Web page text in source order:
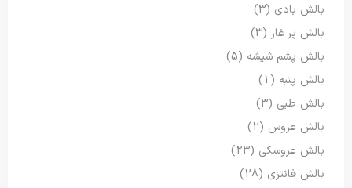
بالش بادی (3)
بالش پر غاز (3)
بالش پشم شیشه (5)
بالش پنبه (1)
بالش طبی (3)
بالش عروس (2)
بالش عروسکی (23)
بالش فانتزی (28)